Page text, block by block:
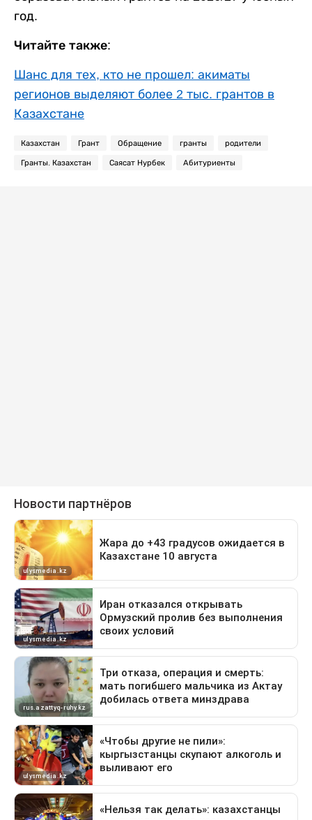
год.
Читайте также:
Шанс для тех, кто не прошел: акиматы
регионов выделяют более 2 тыс. грантов в
Казахстане
Казахстан Грант Обращение гранты родители
Гранты. Казахстан Саясат Нурбек Абитуриенты